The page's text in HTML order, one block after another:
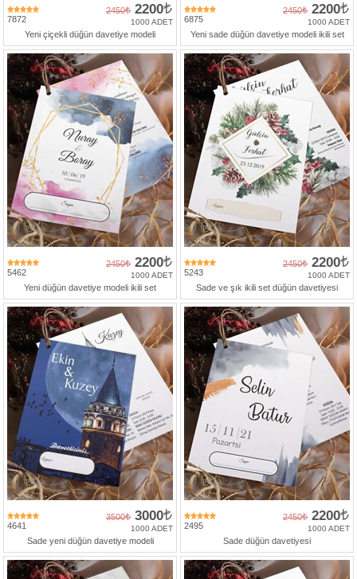
7872
2450 2200
1000 ADET
Yeni çiçekli düğün davetiye modeli
6875
2450 2200
1000 ADET
Yeni sade düğün davetiye modeli ikili set
5462
2450 2200
1000 ADET
Yeni düğün davetiye modeli ikili set
5243
2450 2200
1000 ADET
Sade ve şık ikili set düğün davetiyesi
4641
3500 3000
1000 ADET
Sade yeni düğün davetiye modeli
2495
2450 2200
1000 ADET
Sade düğün davetiyesi